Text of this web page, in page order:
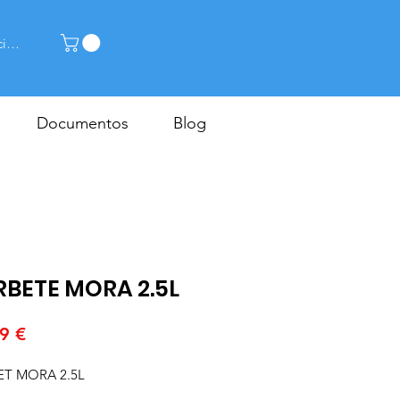
sesión
Documentos Blog
MORA 2.5L
€Precio
MORA 2.5L